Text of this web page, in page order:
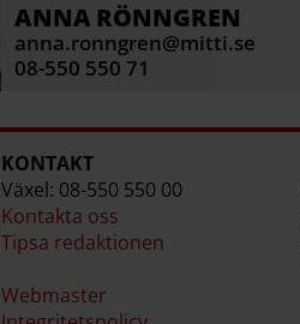
ANNA RÖNNGREN
anna.ronngren@mitti.se
08-550 550 71
KONTAKT
Växel: 08-550 550 00
Kontakta oss
Tipsa redaktionen
Webmaster